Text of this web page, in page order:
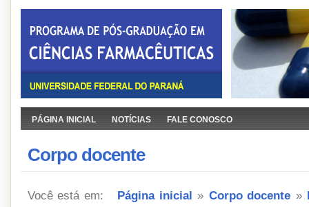
PÁGINA INICIAL NOTÍCIAS FALE CONOSCO
Corpo docente
Você está em: Página inicial » Corpo docente »